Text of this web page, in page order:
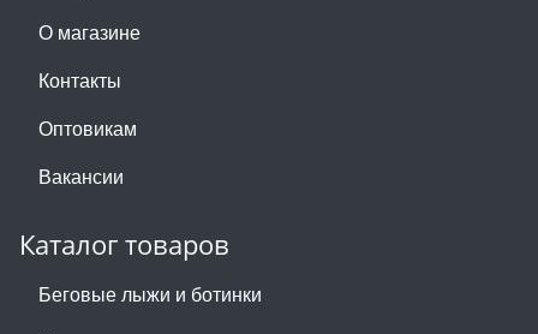
О магазине
Контакты
Оптовикам
Вакансии
Каталог товаров
Беговые лыжи и ботинки